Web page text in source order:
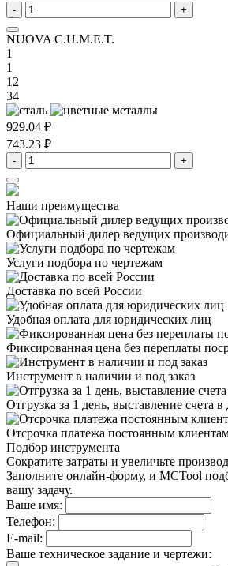
- +
NUOVA C.U.M.E.T.
1
1
12
34
929.04 ₽
743.23 ₽
- +
Наши преимущества
Официальный дилер ведущих
Услуги подбора по чертежам
Доставка по всей России
Удобная оплата для юридических лиц
Фиксированная цена без переплаты
Инструмент в наличии и под заказ
Отгрузка за 1 день, выставление счета в
Отсрочка платежа постоянным
Подбор инструмента
Сократите затраты и увеличьте
Заполните онлайн-форму, и MCTool
вашу задачу.
Ваше имя:
Телефон:
E-mail:
Ваше техническое задание и чертежи: